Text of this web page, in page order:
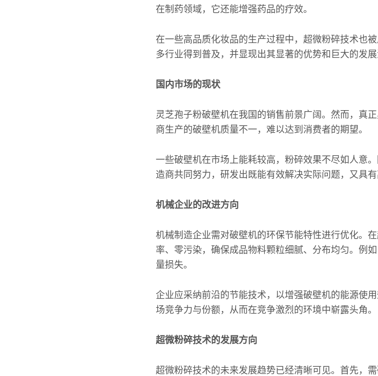
在制药领域，它还能增强药品的疗效。
在一些高品质化妆品的生产过程中，超微粉碎技术也
多行业得到普及，并显现出其显著的优势和巨大的发展
国内市场的现状
灵芝孢子粉破壁机在我国的销售前景广阔。然而，真
商生产的破壁机质量不一，难以达到消费者的期望。
一些破壁机在市场上能耗较高，粉碎效果不尽如人意
造商共同努力，研发出既能有效解决实际问题，又具有
机械企业的改进方向
机械制造企业需对破壁机的环保节能特性进行优化。
率、零污染，确保成品物料颗粒细腻、分布均匀。例
量损失。
企业应采纳前沿的节能技术，以增强破壁机的能源使
场竞争力与份额，从而在竞争激烈的环境中崭露头角。
超微粉碎技术的发展方向
超微粉碎技术的未来发展趋势已经清晰可见。首先，